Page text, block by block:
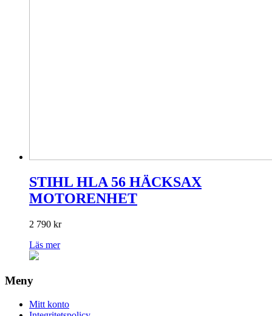
STIHL HLA 56 HÄCKSAX
MOTORENHET
2 790 kr
Läs mer
Meny
Mitt konto